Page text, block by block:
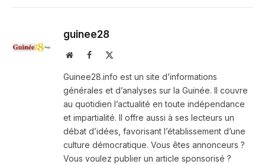
guinee28
WebsiteFacebook
Guinee28.info est un site d’informations
générales et d’analyses sur la Guinée. Il couvre
au quotidien l’actualité en toute indépendance
et impartialité. Il offre aussi à ses lecteurs un
débat d’idées, favorisant l’établissement d’une
culture démocratique. Vous êtes annonceurs ?
Vous voulez publier un article sponsorisé ?